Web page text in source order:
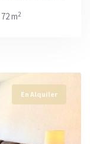
72 m2
En Alquiler